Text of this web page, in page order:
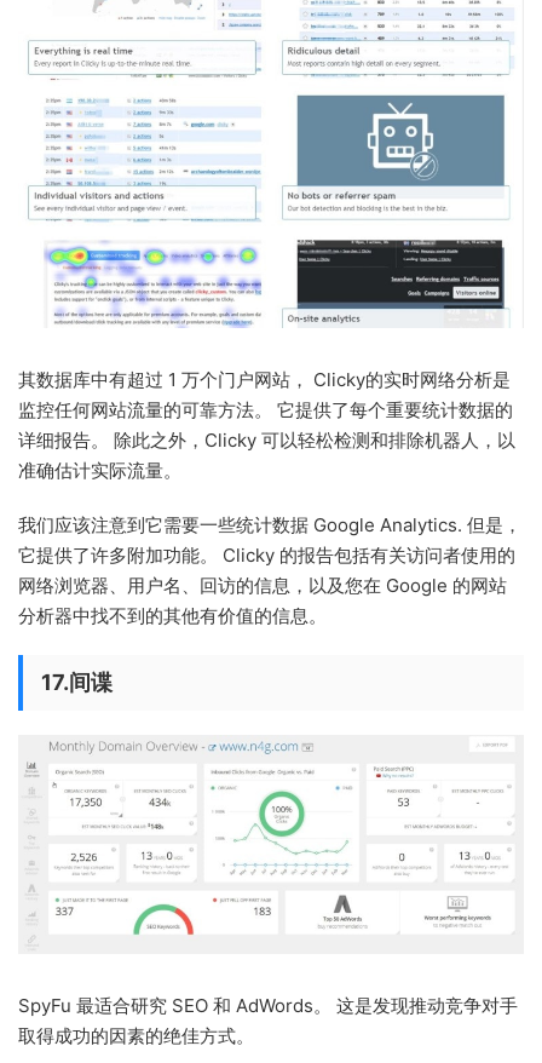
其数据库中有超过 1 万个门户网站， Clicky的实时网络分析是
监控任何网站流量的可靠方法。 它提供了每个重要统计数据的
详细报告。 除此之外，Clicky 可以轻松检测和排除机器人，以
准确估计实际流量。
我们应该注意到它需要一些统计数据 Google Analytics. 但是，
它提供了许多附加功能。 Clicky 的报告包括有关访问者使用的
网络浏览器、用户名、回访的信息，以及您在 Google 的网站
分析器中找不到的其他有价值的信息。
17.间谍
SpyFu 最适合研究 SEO 和 AdWords。 这是发现推动竞争对手
取得成功的因素的绝佳方式。